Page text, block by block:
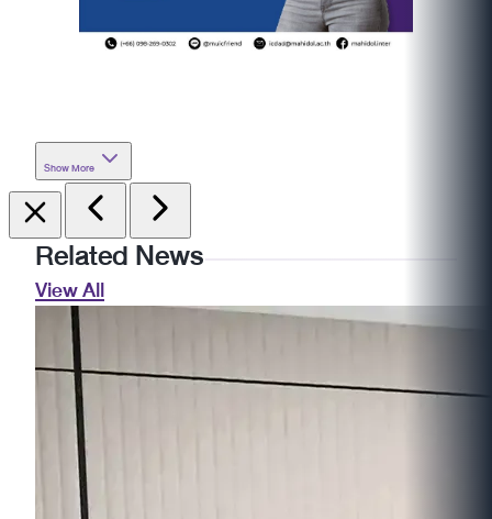
Show More
Related News
View All